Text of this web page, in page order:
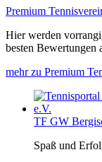
Premium
Hier werden
besten Bewertungen
mehr zu Premium
TF GW
Spaß und